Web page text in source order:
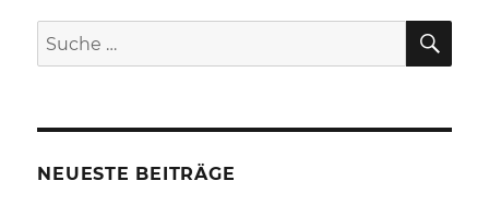
Suche
nach:
NEUESTE BEITRÄGE